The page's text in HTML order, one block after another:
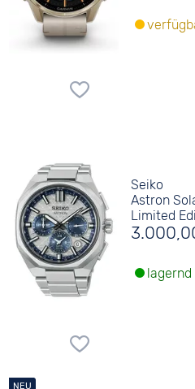
Seiko
Astron
Limited
lagernd